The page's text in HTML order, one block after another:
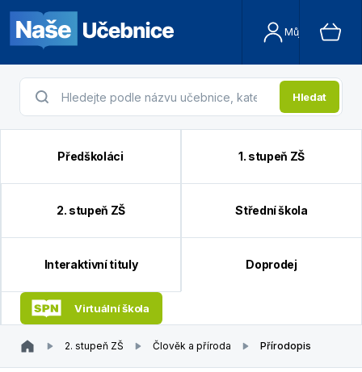
Můj účet
Hledat
Předškoláci 1. stupeň ZŠ
2. stupeň ZŠ Střední škola
Interaktivní tituly Doprodej
Virtuální škola
2. stupeň ZŠ Člověk a příroda Přírodopis